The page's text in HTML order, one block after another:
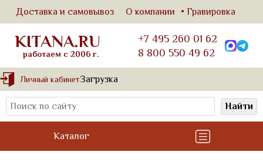
Доставка и самовывоз О компании Гравировка
KITANA.RU
работаем с 2006 г.
+7 495 260 01 62
8 800 550 49 62
Личный кабинетЗагрузка
Найти
Каталог